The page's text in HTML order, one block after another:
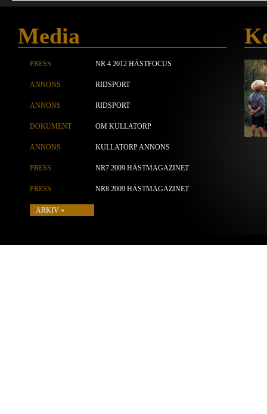
Media
PRESS NR 4 2012 HÄSTFOCUS
ANNONS RIDSPORT
ANNONS RIDSPORT
DOKUMENT OM KULLATORP
ANNONS KULLATORP ANNONS
PRESS NR7 2009 HÄSTMAGAZINET
PRESS NR8 2009 HÄSTMAGAZINET
ARKIV »